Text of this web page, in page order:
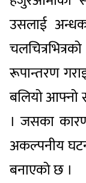
उसलाई
रूपान्तरण
बलियो आफ्नो
। जसका
अकल्पनीय
बनाएको छ ।